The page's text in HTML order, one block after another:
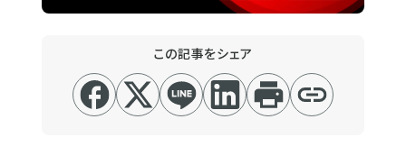
この記事をシェア